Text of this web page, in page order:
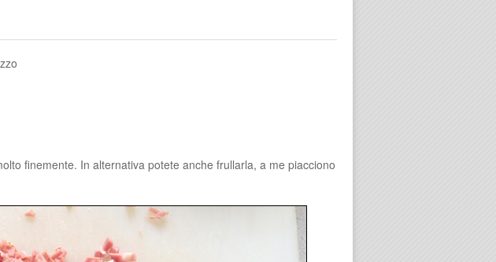
finemente. In alternativa potete anche frullarla, a me piacciono